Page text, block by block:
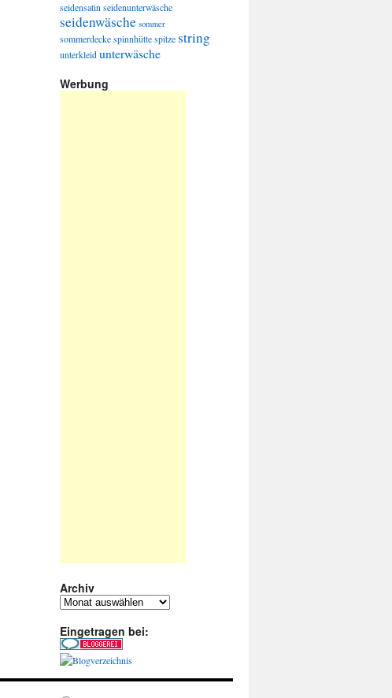
seidensatin seidenunterwäsche
seidenwäsche sommer
sommerdecke spinnhütte spitze string
unterkleid unterwäsche
Werbung
Archiv
Archiv
Eingetragen bei: